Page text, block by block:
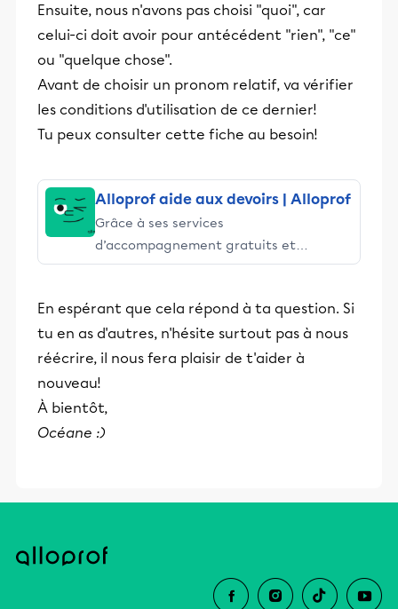
Ensuite, nous n'avons pas choisi "quoi", car
celui-ci doit avoir pour antécédent "rien", "ce"
ou "quelque chose".
Avant de choisir un pronom relatif, va vérifier
les conditions d'utilisation de ce dernier!
Tu peux consulter cette fiche au besoin!
Alloprof aide aux devoirs | Alloprof
Grâce à ses services
d’accompagnement gratuits et
stimulants, Alloprof engage les élèves
éducative.
En espérant que cela répond à ta question. Si
tu en as d'autres, n'hésite surtout pas à nous
réécrire, il nous fera plaisir de t'aider à
nouveau!
À bientôt,
Océane :)